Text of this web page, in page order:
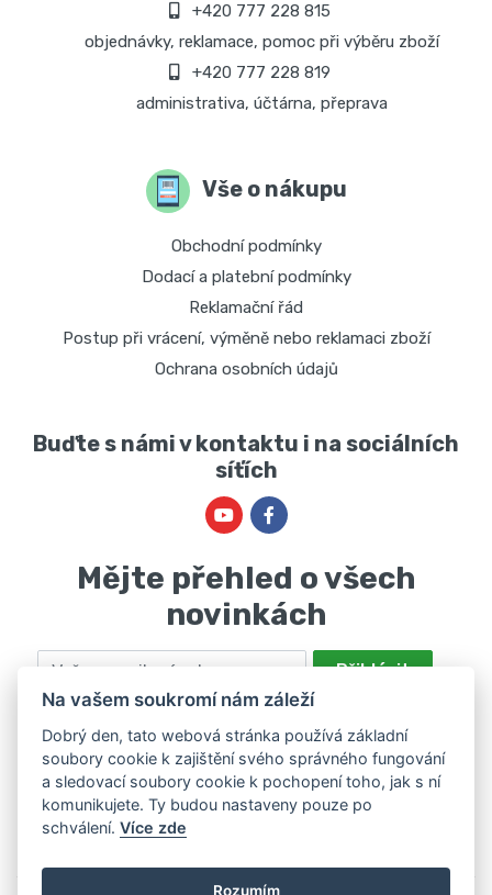
+420 777 228 815
objednávky, reklamace, pomoc při výběru zboží
+420 777 228 819
administrativa, účtárna, přeprava
Vše o nákupu
Obchodní podmínky
Dodací a platební podmínky
Reklamační řád
Postup při vrácení, výměně nebo reklamaci zboží
Ochrana osobních údajů
Buďte s námi v kontaktu i na sociálních
síťích
Mějte přehled o všech
novinkách
Email Přihlásit
Odesláním souhlasíte se zpracováním osobních údajů za účelem
nabízení a zpracování marketingových nabídek společností Marie
Haščáková, IČ: 48488861 se sídlem Bánov 697. Máte právo svůj
souhlas odvolat. Více informací vzásadách zpracování osobních
údajů.
Na vašem soukromí nám záleží
Dobrý den, tato webová stránka používá základní
soubory cookie k zajištění svého správného fungování
a sledovací soubory cookie k pochopení toho, jak s ní
komunikujete. Ty budou nastaveny pouze po
schválení.Více zde
Rozumím